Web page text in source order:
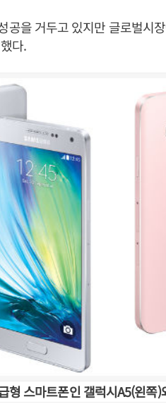
공을 거두고 있지만 글로벌시
다.
스마트폰인 갤럭시A5(왼쪽)